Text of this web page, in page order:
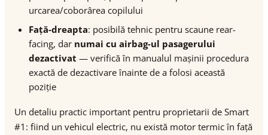
urcarea/coborârea copilului
Față-dreapta: posibilă tehnic pentru scaune rear-
facing, dar numai cu airbag-ul pasagerului
dezactivat — verifică în manualul mașinii procedura
exactă de dezactivare înainte de a folosi această
poziție
Un detaliu practic important pentru proprietarii de Smart
#1: fiind un vehicul electric, nu există motor termic în față